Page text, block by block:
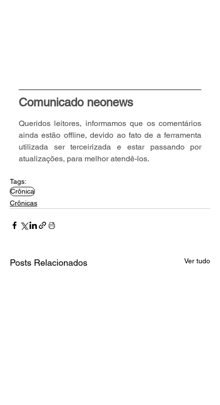
Comunicado neonews
Queridos leitores, informamos que os comentários
ainda estão offline, devido ao fato de a ferramenta
utilizada ser terceirizada e estar passando por
atualizações, para melhor atendê-los.
Tags:
Crônica
Crônicas
Posts Relacionados Ver tudo